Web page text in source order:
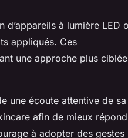
d’appareils à lumière LED
appliqués. Ces
une approche plus
une écoute attentive de sa
afin de mieux
à adopter des gestes